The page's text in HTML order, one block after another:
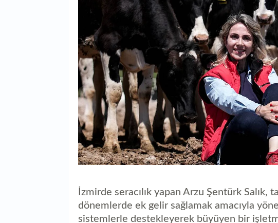
İzmirde seracılık yapan Arzu Şentürk Salık,
dönemlerde ek gelir sağlamak amacıyla
sistemlerle destekleyerek büyüyen bir